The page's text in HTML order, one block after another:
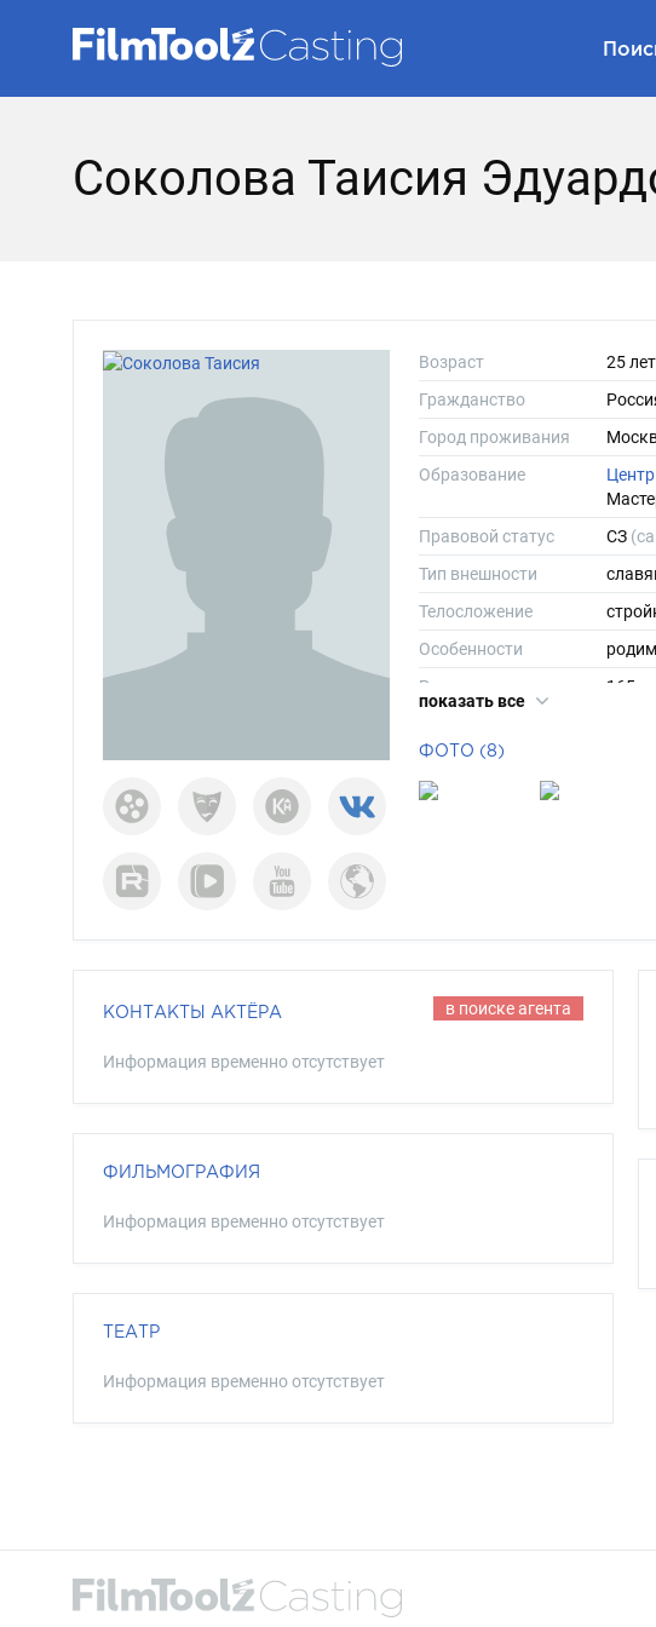
Соколова Таисия
Возраст
25 лет
Гражданство
Город проживания
Образование
Правовой статус
СЗ
Тип внешности
Телосложение
Особенности
Рост
165
Размер одежды
Размер обуви
показать все
ФОТО (8)
КОНТАКТЫ АКТЁРА в поиске агента
Информация временно отсутствует
ФИЛЬМОГРАФИЯ
Информация временно отсутствует
ТЕАТР
Информация временно отсутствует